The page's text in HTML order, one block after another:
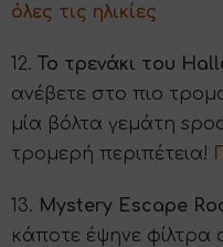
όλες τις ηλικίες
12. Το τρενάκι του
ανέβετε στο πιο
μία βόλτα γεμάτη
τρομερή περιπέτεια!
13. Mystery Escape
κάποτε έψηνε φίλτρα